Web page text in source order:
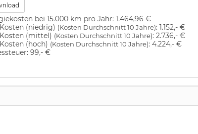
bei 15.000 km pro Jahr: 1.464,96 €
(niedrig) (Kosten Durchschnitt 10 Jahre): 1.152,- €
(mittel) (Kosten Durchschnitt 10 Jahre): 2.736,- €
(hoch) (Kosten Durchschnitt 10 Jahre): 4.224,- €
99,- €